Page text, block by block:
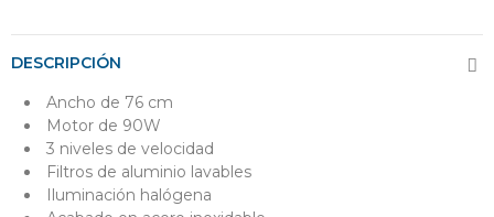
DESCRIPCIÓN
Ancho de 76 cm
Motor de 90W
3 niveles de velocidad
Filtros de aluminio lavables
Iluminación halógena